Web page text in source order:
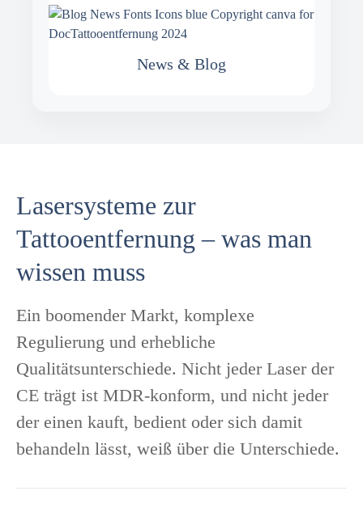
News & Blog
Lasersysteme zur
Tattooentfernung – was man
wissen muss
Ein boomender Markt, komplexe
Regulierung und erhebliche
Qualitätsunterschiede. Nicht jeder Laser der
CE trägt ist MDR-konform, und nicht jeder
der einen kauft, bedient oder sich damit
behandeln lässt, weiß über die Unterschiede.